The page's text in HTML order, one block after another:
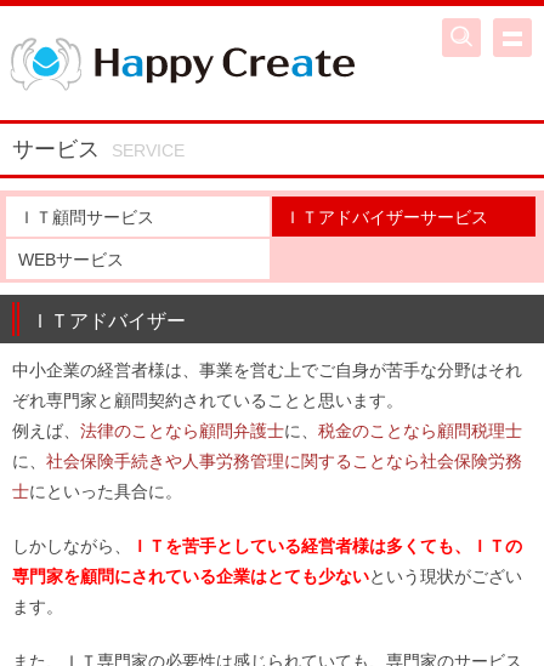
サービス
ＩＴ顧問サービス ＩＴアドバイザーサービス
WEBサービス
ＩＴアドバイザー
中小企業の経営者様は、事業を営む上でご自身が苦手な分野はそれ
ぞれ専門家と顧問契約されていることと思います。
例えば、 法律のことなら顧問弁護士に、 税金のことなら顧問税理士
に、 社会保険手続きや人事労務管理に関することなら社会保険労務
士にといった具合に。
しかしながら、
ＩＴを苦手としている経営者様は多くても、ＩＴの
専門家を顧問にされている企業はとても少ないという現状がござい
ます。
また、ＩＴ専門家の必要性は感じられていても、専門家のサービス